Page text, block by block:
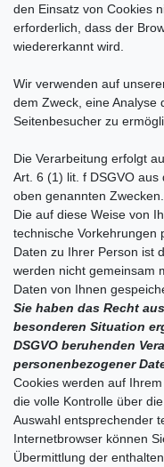
den Einsatz von Cookies
erforderlich, dass der
wiedererkannt wird.
Wir verwenden auf
dem Zweck, eine Analyse
Seitenbesucher zu
Die Verarbeitung erfolgt
Art. 6 (1) lit. f DSGVO
oben genannten Zwecken.
Die auf diese Weise von
technische Vorkehrungen
Daten zu Ihrer Person ist
werden nicht gemeinsam
Daten von Ihnen
Sie haben das Recht
besonderen Situation
DSGVO beruhenden
personenbezogener
Cookies werden auf
die volle Kontrolle über
Auswahl entsprechender
Internetbrowser können
Übermittlung der